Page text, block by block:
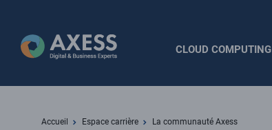
contenu
principal
principale
CLOUD COMPUTING
Accueil Espace carrière La communauté Axess